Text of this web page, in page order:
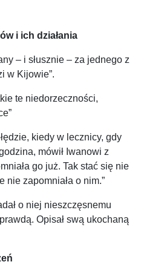
i ich działania
– i słusznie – za jednego z
w Kijowie”.
te niedorzeczności,
kiedy w lecznicy, gdy
mówił Iwanowi z
go już. Tak stać się nie
nie zapomniała o nim.”
o niej nieszczęsnemu
Opisał swą ukochaną